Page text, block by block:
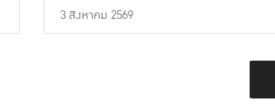
3 สิงหาคม 2569